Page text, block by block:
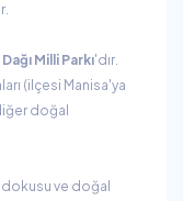
Milli Parkı'dır.
(ilçesi Manisa'ya
doğal
ve doğal